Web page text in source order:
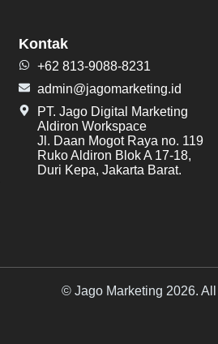
Kontak
+62 813-9088-8231
admin@jagomarketing.id
PT. Jago Digital Marketing
Aldiron Workspace
Jl. Daan Mogot Raya no. 119
Ruko Aldiron Blok A 17-18,
Duri Kepa, Jakarta Barat.
© Jago Marketing 2026.